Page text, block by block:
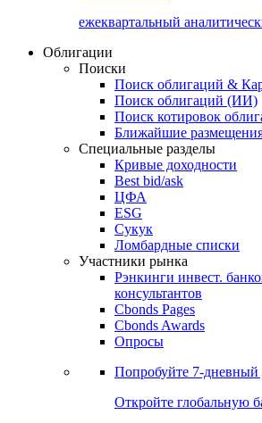
ежеквартальный
Облигации
Поиски
Поиск облигаций &
Поиск облигаций (ИИ)
Поиск котировок
Ближайшие
Специальные разделы
Кривые доходности
Best bid/ask
ЦФА
ESG
Сукук
Ломбардные списки
Участники рынка
Рэнкинги инвест.
консультантов
Cbonds Pages
Cbonds Awards
Опросы
Попробуйте 7-дневный
Откройте глобальную